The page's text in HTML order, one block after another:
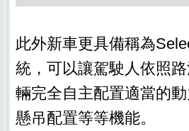
此外新車更具備稱為
統，可以讓駕駛人依照
輛完全自主配置適當的
懸吊配置等等機能。